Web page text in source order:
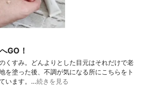
GO！
くすみ。どんよりとした目元はそれだけで老
を塗った後、不調が気になる所にこちらをト
います。…続きを見る